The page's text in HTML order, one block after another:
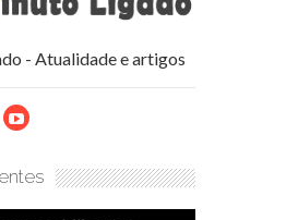
- Atualidade e artigos